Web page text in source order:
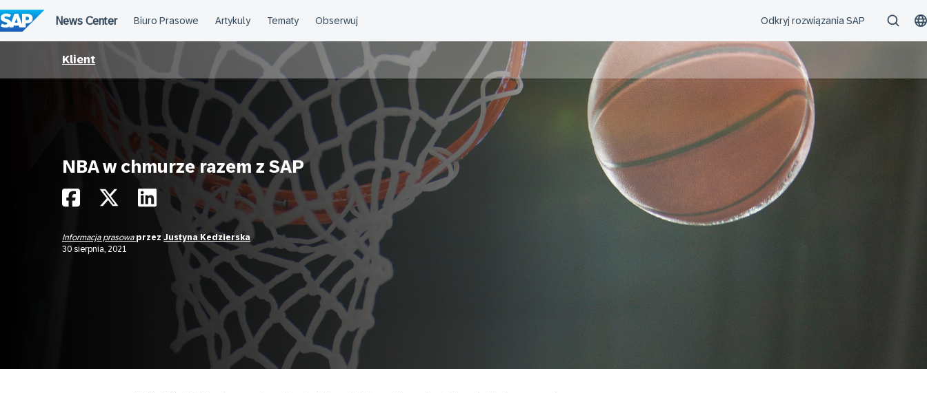
do
treści
Klient
NBA w chmurze razem z SAP
Informacja prasowa przez Justyna Kedzierska
30 sierpnia, 2021